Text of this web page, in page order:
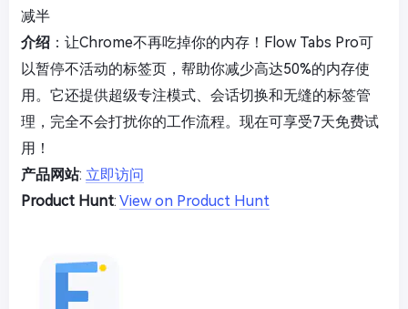
减半
介绍 ：让Chrome不再吃掉你的内存！Flow Tabs Pro可
以暂停不活动的标签页，帮助你减少高达50%的内存使
用。它还提供超级专注模式、会话切换和无缝的标签管
理，完全不会打扰你的工作流程。现在可享受7天免费试
用！
产品网站: 立即访问
Product Hunt: View on Product Hunt